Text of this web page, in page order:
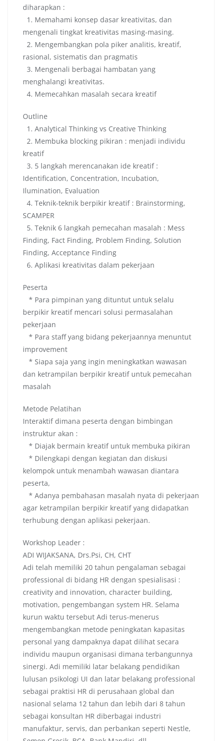
diharapkan :
1. Memahami konsep dasar kreativitas, dan
mengenali tingkat kreativitas masing-masing.
2. Mengembangkan pola piker analitis, kreatif,
rasional, sistematis dan pragmatis
3. Mengenali berbagai hambatan yang
menghalangi kreativitas.
4. Memecahkan masalah secara kreatif
Outline
1. Analytical Thinking vs Creative Thinking
2. Membuka blocking pikiran : menjadi individu
kreatif
3. 5 langkah merencanakan ide kreatif :
Identification, Concentration, Incubation,
Ilumination, Evaluation
4. Teknik-teknik berpikir kreatif : Brainstorming,
SCAMPER
5. Teknik 6 langkah pemecahan masalah : Mess
Finding, Fact Finding, Problem Finding, Solution
Finding, Acceptance Finding
6. Aplikasi kreativitas dalam pekerjaan
Peserta
* Para pimpinan yang dituntut untuk selalu
berpikir kreatif mencari solusi permasalahan
pekerjaan
* Para staff yang bidang pekerjaannya menuntut
improvement
* Siapa saja yang ingin meningkatkan wawasan
dan ketrampilan berpikir kreatif untuk pemecahan
masalah
Metode Pelatihan
Interaktif dimana peserta dengan bimbingan
instruktur akan :
* Diajak bermain kreatif untuk membuka pikiran
* Dilengkapi dengan kegiatan dan diskusi
kelompok untuk menambah wawasan diantara
peserta,
* Adanya pembahasan masalah nyata di pekerjaan
agar ketrampilan berpikir kreatif yang didapatkan
terhubung dengan aplikasi pekerjaan.
Workshop Leader :
ADI WIJAKSANA, Drs.Psi, CH, CHT
Adi telah memiliki 20 tahun pengalaman sebagai
professional di bidang HR dengan spesialisasi :
creativity and innovation, character building,
motivation, pengembangan system HR. Selama
kurun waktu tersebut Adi terus-menerus
mengembangkan metode peningkatan kapasitas
personal yang dampaknya dapat dilihat secara
individu maupun organisasi dimana terbangunnya
sinergi. Adi memiliki latar belakang pendidikan
lulusan psikologi UI dan latar belakang professional
sebagai praktisi HR di perusahaan global dan
nasional selama 12 tahun dan lebih dari 8 tahun
sebagai konsultan HR diberbagai industri
manufaktur, servis, dan perbankan seperti Nestle,